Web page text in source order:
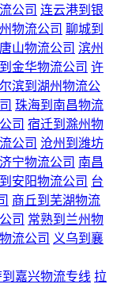
公司 连云港到银
物流公司 聊城到
山物流公司 滨州
金华物流公司 许
滨到湖州物流公
珠海到南昌物流
司 宿迁到滁州物
公司 沧州到潍坊
宁物流公司 南昌
安阳物流公司 台
商丘到芜湖物流
司 常熟到兰州物
流公司 义乌到襄
嘉兴物流专线 拉